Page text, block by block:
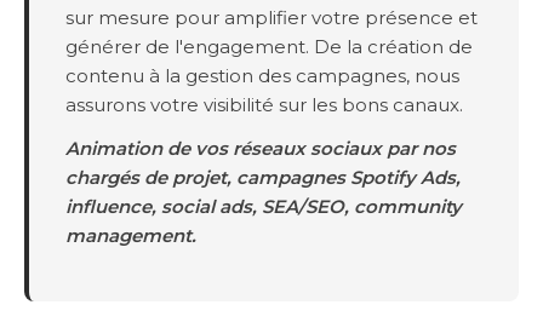
sur mesure pour amplifier votre présence et
générer de l'engagement. De la création de
contenu à la gestion des campagnes, nous
assurons votre visibilité sur les bons canaux.
Animation de vos réseaux sociaux par nos
chargés de projet, campagnes Spotify Ads,
influence, social ads, SEA/SEO, community
management.